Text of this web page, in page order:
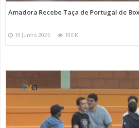
Amadora Recebe Taça de Portugal de
19 Junho 2026 196 K